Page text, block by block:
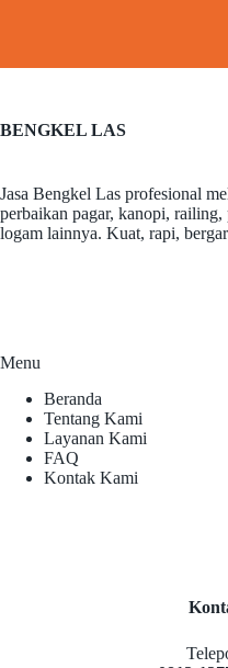
BENGKEL LAS
Jasa Bengkel Las profesional
perbaikan pagar, kanopi,
logam lainnya. Kuat, rapi,
Menu
Beranda
Tentang Kami
Layanan Kami
FAQ
Kontak Kami